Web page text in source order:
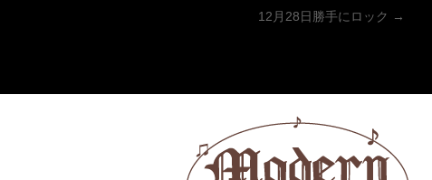
12月28日勝手にロック →